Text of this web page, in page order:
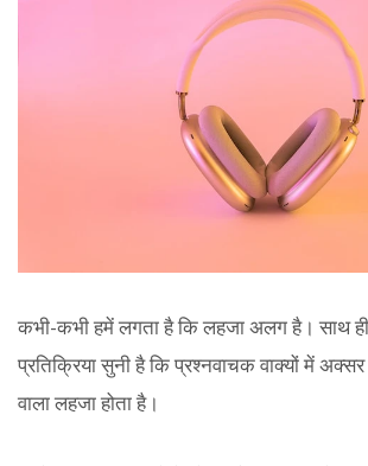
कभी-कभी हमें लगता है कि लहजा अलग है। साथ
प्रतिक्रिया सुनी है कि प्रश्नवाचक वाक्यों में
वाला लहजा होता है।